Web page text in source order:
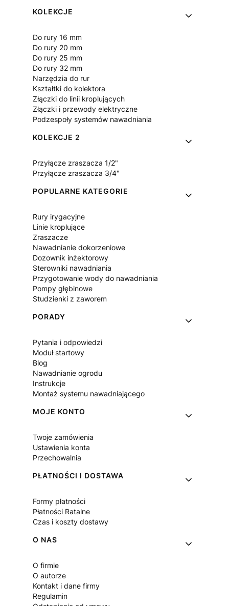
Linki w stopce
KOLEKCJE
Do rury 16 mm
Do rury 20 mm
Do rury 25 mm
Do rury 32 mm
Narzędzia do rur
Kształtki do kolektora
Złączki do linii kroplujących
Złączki i przewody elektryczne
Podzespoły systemów nawadniania
KOLEKCJE 2
Przyłącze zraszacza 1/2"
Przyłącze zraszacza 3/4"
POPULARNE KATEGORIE
Rury irygacyjne
Linie kroplujące
Zraszacze
Nawadnianie dokorzeniowe
Dozownik inżektorowy
Sterowniki nawadniania
Przygotowanie wody do nawadniania
Pompy głębinowe
Studzienki z zaworem
PORADY
Pytania i odpowiedzi
Moduł startowy
Blog
Nawadnianie ogrodu
Instrukcje
Montaż systemu nawadniającego
MOJE KONTO
Twoje zamówienia
Ustawienia konta
Przechowalnia
PŁATNOŚCI I DOSTAWA
Formy płatności
Płatności Ratalne
Czas i koszty dostawy
O NAS
O firmie
O autorze
Kontakt i dane firmy
Regulamin